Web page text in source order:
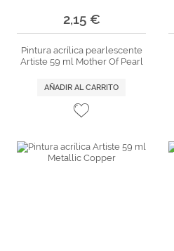
2,15 €
Pintura acrílica pearlescente
Artiste 59 ml Mother Of Pearl
AÑADIR AL CARRITO